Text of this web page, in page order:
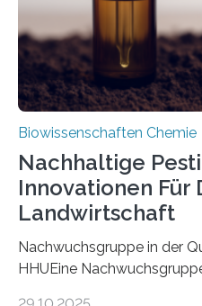
Mückenlarve aus dem
Biowissenschaften Chemie
Nachhaltige
Innovationen Für
Landwirtschaft
Nachwuchsgruppe in der
HHUEine